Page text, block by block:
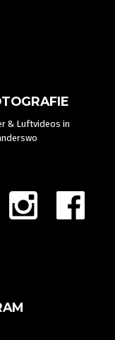
& Luftvideos in